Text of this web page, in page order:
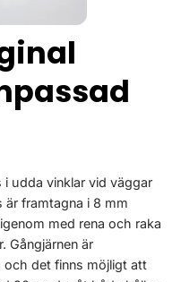
i udda vinklar vid väggar
är framtagna i 8 mm
med rena och raka
Gångjärnen är
och det finns möjligt att